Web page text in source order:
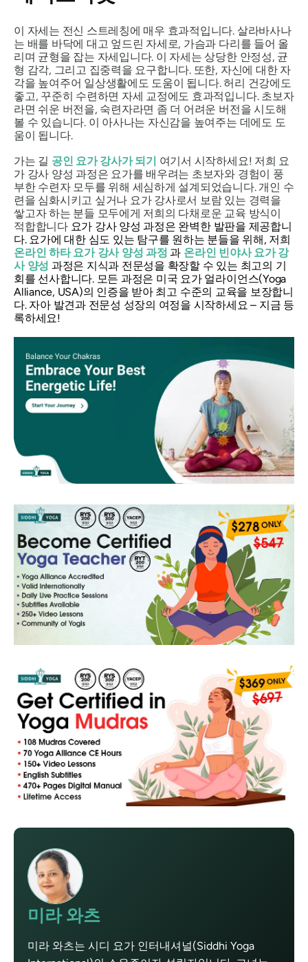
이 자세는 전신 스트레칭에 매우 효과적입니다. 살라바사나
는 배를 바닥에 대고 엎드린 자세로, 가슴과 다리를 들어 올
리며 균형을 잡는 자세입니다. 이 자세는 상당한 안정성, 균
형 감각, 그리고 집중력을 요구합니다. 또한, 자신에 대한 자
각을 높여주어 일상생활에도 도움이 됩니다. 허리 건강에도
좋고, 꾸준히 수련하면 자세 교정에도 효과적입니다. 초보자
라면 쉬운 버전을, 숙련자라면 좀 더 어려운 버전을 시도해
볼 수 있습니다. 이 아사나는 자신감을 높여주는 데에도 도
움이 됩니다.
가는 길 공인 요가 강사가 되기 여기서 시작하세요! 저희 요
가 강사 양성 과정은 요가를 배우려는 초보자와 경험이 풍
부한 수련자 모두를 위해 세심하게 설계되었습니다. 개인 수
련을 심화시키고 싶거나 요가 강사로서 보람 있는 경력을
쌓고자 하는 분들 모두에게 저희의 다채로운 교육 방식이
적합합니다 요가 강사 양성 과정은 완벽한 발판을 제공합니
다. 요가에 대한 심도 있는 탐구를 원하는 분들을 위해, 저희
온라인 하타 요가 강사 양성 과정 과 온라인 빈야사 요가 강
사 양성 과정은 지식과 전문성을 확장할 수 있는 최고의 기
회를 선사합니다. 모든 과정은 미국 요가 얼라이언스(Yoga
Alliance, USA)의 인증을 받아 최고 수준의 교육을 보장합니
다. 자아 발견과 전문성 성장의 여정을 시작하세요 – 지금 등
록하세요!
미라 와츠
미라 와츠는 시디 요가 인터내셔널(Siddhi Yoga